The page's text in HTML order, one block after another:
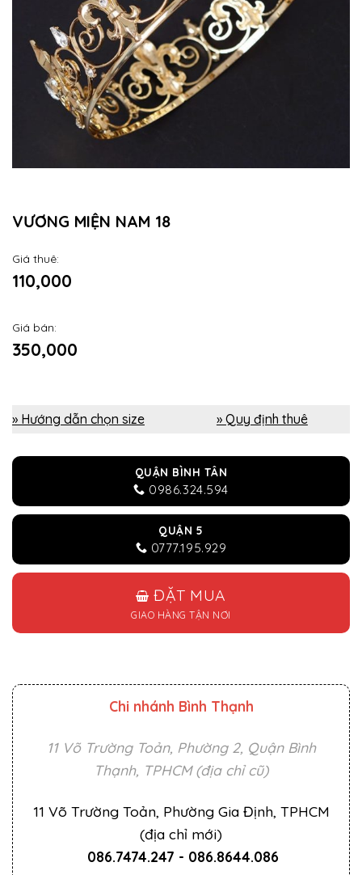
VƯƠNG MIỆN NAM 18
Giá thuê:
110,000
Giá bán:
350,000
» Hướng dẫn chọn size » Quy định thuê
QUẬN BÌNH TÂN
0986.324.594
QUẬN 5
0777.195.929
ĐẶT MUA
GIAO HÀNG TẬN NƠI
Chi nhánh Bình Thạnh
11 Võ Trường Toản, Phường 2, Quận Bình
Thạnh, TPHCM (địa chỉ cũ)
11 Võ Trường Toản, Phường Gia Định, TPHCM
(địa chỉ mới)
086.7474.247 - 086.8644.086